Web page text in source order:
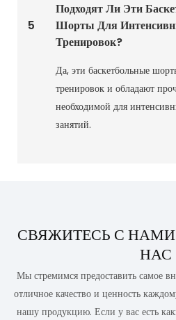
5
Подходят Ли Эти
Шорты Для
Тренировок?
Да, эти баскетбольные
тренировок и обладают
необходимой для
занятий.
СВЯЖИТЕСЬ С
НАС
Мы стремимся предоставить самое
отличное качество и ценность
нашу продукцию. Если у вас есть